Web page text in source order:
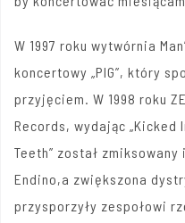
W 1997 roku wytwórnia
koncertowy „PIG”, który
przyjęciem. W 1998 roku
Records, wydając „Kicked
Teeth” został
Endino,a zwiększona
przysporzyły zespołowi